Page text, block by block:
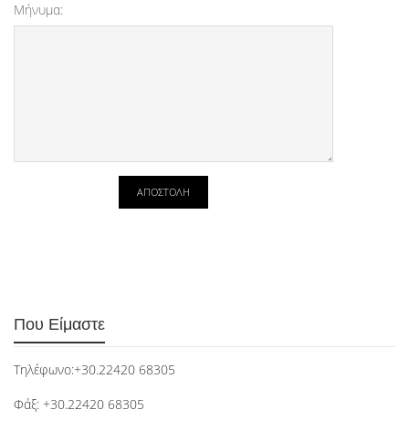
Μήνυμα:
Που Είμαστε
Tηλέφωνο:+30.22420 68305
Φάξ: +30.22420 68305